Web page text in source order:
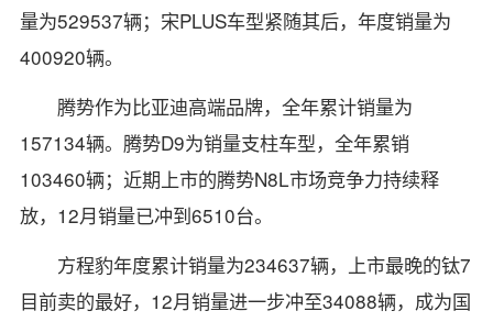
量为529537辆；宋PLUS车型紧随其后，年度销量为
400920辆。
腾势作为比亚迪高端品牌，全年累计销量为
157134辆。腾势D9为销量支柱车型，全年累销
103460辆；近期上市的腾势N8L市场竞争力持续释
放，12月销量已冲到6510台。
方程豹年度累计销量为234637辆，上市最晚的钛7
目前卖的最好，12月销量进一步冲至34088辆，成为国